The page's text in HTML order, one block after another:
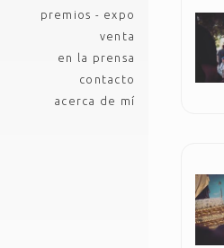
premios - expo
venta
en la prensa
contacto
acerca de mí